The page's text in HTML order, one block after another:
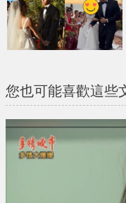
您也可能喜歡這些